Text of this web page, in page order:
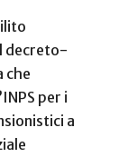
decreto-
che
per i
a